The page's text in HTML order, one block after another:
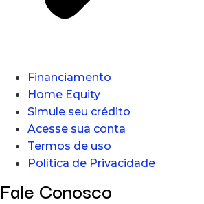
Financiamento
Home Equity
Simule seu crédito
Acesse sua conta
Termos de uso
Política de Privacidade
Fale Conosco